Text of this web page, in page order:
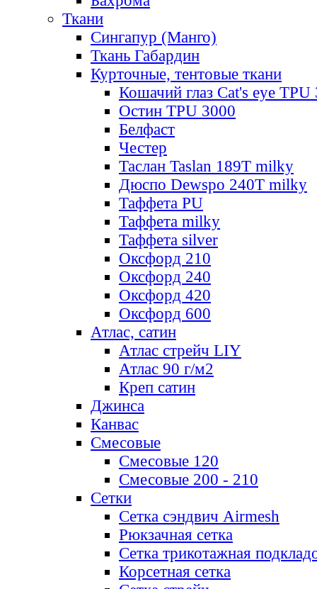
Ткани
Сингапур (Манго)
Ткань Габардин
Курточные, тентовые ткани
Кошачий глаз Cat's eye TPU
Остин TPU 3000
Белфаст
Честер
Таслан Taslan 189T milky
Дюспо Dewspo 240T milky
Таффета PU
Таффета milky
Таффета silver
Оксфорд 210
Оксфорд 240
Оксфорд 420
Оксфорд 600
Атлас, сатин
Атлас стрейч LIY
Атлас 90 г/м2
Креп сатин
Джинса
Канвас
Смесовые
Смесовые 120
Смесовые 200 - 210
Сетки
Сетка сэндвич Airmesh
Рюкзачная сетка
Сетка трикотажная
Корсетная сетка